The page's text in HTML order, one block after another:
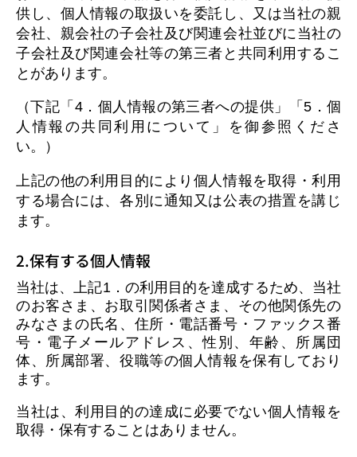
供し、個人情報の取扱いを委託し、又は当社の親
会社、親会社の子会社及び関連会社並びに当社の
子会社及び関連会社等の第三者と共同利用するこ
とがあります。
（下記「4．個人情報の第三者への提供」「5．個
人情報の共同利用について」を御参照くださ
い。）
上記の他の利用目的により個人情報を取得・利用
する場合には、各別に通知又は公表の措置を講じ
ます。
2.保有する個人情報
当社は、上記1．の利用目的を達成するため、当社
のお客さま、お取引関係者さま、その他関係先の
みなさまの氏名、住所・電話番号・ファックス番
号・電子メールアドレス、性別、年齢、所属団
体、所属部署、役職等の個人情報を保有しており
ます。
当社は、利用目的の達成に必要でない個人情報を
取得・保有することはありません。